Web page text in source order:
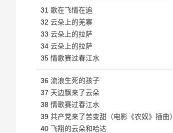
31 歌在飞情在追
32 云朵上的羌寨
33 云朵上的拉萨
34 云朵上的拉萨
35 情歌赛过春江水
36 流浪生死的孩子
37 天边飘来了云朵
38 情歌赛过春江水
39 共产党来了苦变甜（电影《农奴》插曲）
40 飞翔的云朵和哈达